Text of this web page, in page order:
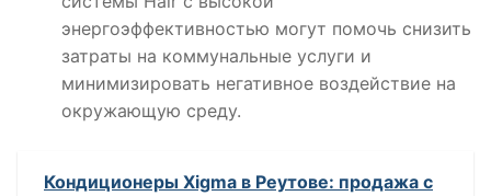
энергоэффективностью могут помочь снизить
затраты на коммунальные услуги и
минимизировать негативное воздействие на
окружающую среду.
Кондиционеры Xigma в Реутове: продажа с